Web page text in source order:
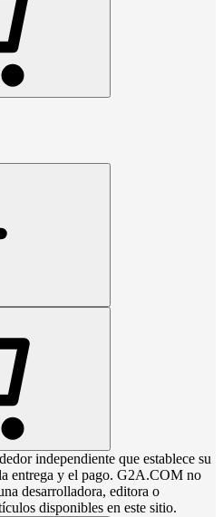
independiente que establece su
entrega y el pago. G2A.COM no
desarrolladora, editora o
disponibles en este sitio.